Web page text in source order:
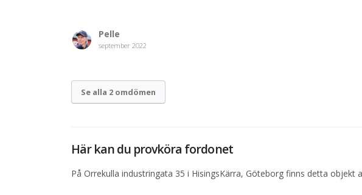
Pelle
september 2022
Se alla 2 omdömen
Här kan du provköra fordonet
På Orrekulla industringata 35 i HisingsKärra, Göteborg finns detta